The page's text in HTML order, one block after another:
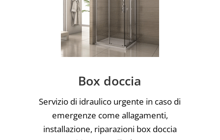
Box doccia
Servizio di idraulico urgente in caso di
emergenze come allagamenti,
installazione, riparazioni box doccia